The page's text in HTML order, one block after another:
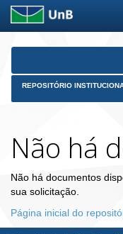
Skip
REPOSITÓRIO
Não há
Não há documentos
sua solicitação.
Página inicial do